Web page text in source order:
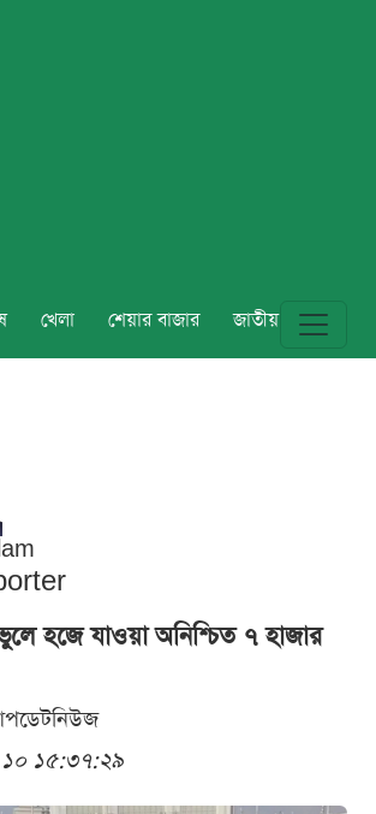
খেলা শেয়ার বাজার জাতীয় বিশ্ব
হজে যাওয়া অনিশ্চিত ৭ হাজার
১০ ১৫:৩৭:২৯